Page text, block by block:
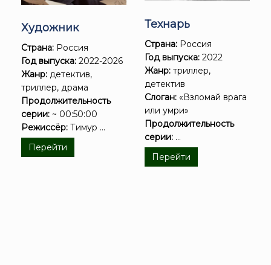
Художник
Страна: Россия
Год выпуска: 2022-2026
Жанр: детектив,
триллер, драма
Продолжительность
серии: ~ 00:50:00
Режиссёр: Тимур ...
Перейти
Технарь
Страна: Россия
Год выпуска: 2022
Жанр: триллер,
детектив
Слоган: «Взломай врага
или умри»
Продолжительность
серии: ...
Перейти